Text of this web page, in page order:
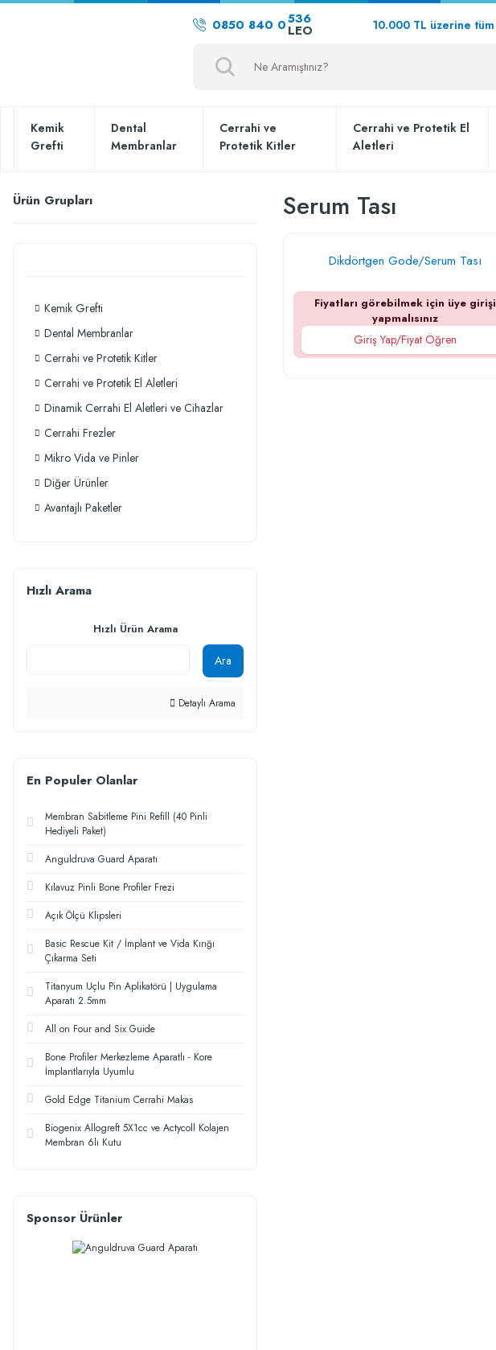
0850 840 0536
LEO 10.000 TL üzerine
Kemik
Grefti
Dental
Membranlar
Cerrahi ve
Protetik Kitler
Cerrahi ve Protetik El
Aletleri
Ürün Grupları
Kemik Grefti
Dental Membranlar
Cerrahi ve Protetik Kitler
Cerrahi ve Protetik El Aletleri
Dinamik Cerrahi El Aletleri ve Cihazlar
Cerrahi Frezler
Mikro Vida ve Pinler
Diğer Ürünler
Avantajlı Paketler
Hızlı Arama
Hızlı Ürün Arama
Ara
Detaylı Arama
En Populer Olanlar
Membran Sabitleme Pini Refill (40 Pinli
Hediyeli Paket)
Anguldruva Guard Aparatı
Kılavuz Pinli Bone Profiler Frezi
Açık Ölçü Klipsleri
Basic Rescue Kit / İmplant ve Vida Kırığı
Çıkarma Seti
Titanyum Uçlu Pin Aplikatörü | Uygulama
Aparatı 2.5mm
All on Four and Six Guide
Bone Profiler Merkezleme Aparatlı - Kore
İmplantlarıyla Uyumlu
Gold Edge Titanium Cerrahi Makas
Biogenix Allogreft 5X1cc ve Actycoll Kolajen
Membran 6lı Kutu
Sponsor Ürünler
Serum Tası
Dikdörtgen Gode/Serum Tası
Fiyatları görebilmek için üye girişi
yapmalısınız
Giriş Yap/Fiyat Öğren